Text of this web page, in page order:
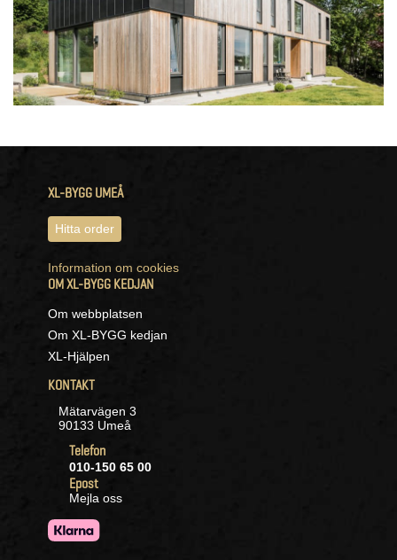
XL-BYGG UMEÅ
Hitta order
Information om cookies
OM XL-BYGG KEDJAN
Om webbplatsen
Om XL-BYGG kedjan
XL-Hjälpen
KONTAKT
Mätarvägen 3
90133 Umeå
Telefon
010-150 65 00
Epost
Mejla oss